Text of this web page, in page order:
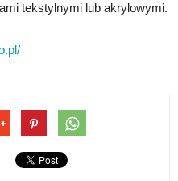
tekstylnymi lub akrylowymi.